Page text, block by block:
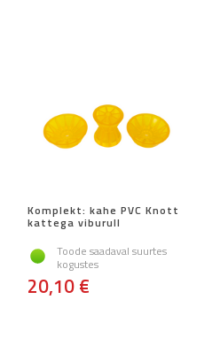
Komplekt: kahe PVC Knott
kattega viburull
Toode saadaval suurtes
kogustes
20,10 €